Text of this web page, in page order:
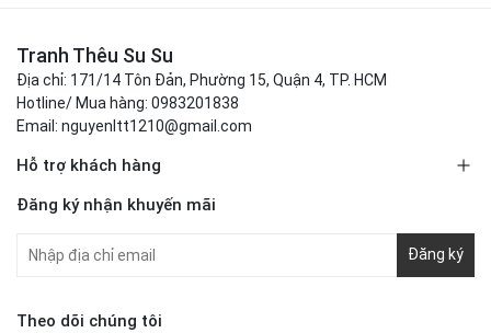
Tranh Thêu Su Su
Địa chỉ: 171/14 Tôn Đản, Phường 15, Quận 4, TP. HCM
Hotline/ Mua hàng: 0983201838
Email: nguyenltt1210@gmail.com
Hỗ trợ khách hàng
Đăng ký nhận khuyến mãi
Đăng ký
Theo dõi chúng tôi